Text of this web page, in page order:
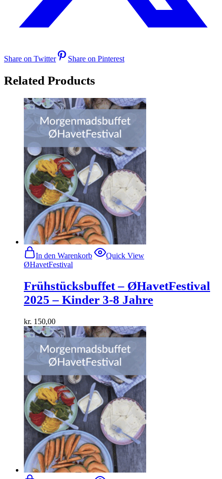
Share on Twitter Share on Pinterest
Related Products
In den Warenkorb
Quick View
ØHavetFestival
Frühstücksbuffet – ØHavetFestival
2025 – Kinder 3-8 Jahre
kr. 150,00